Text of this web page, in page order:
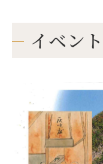
イベン